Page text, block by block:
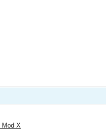
Mod X